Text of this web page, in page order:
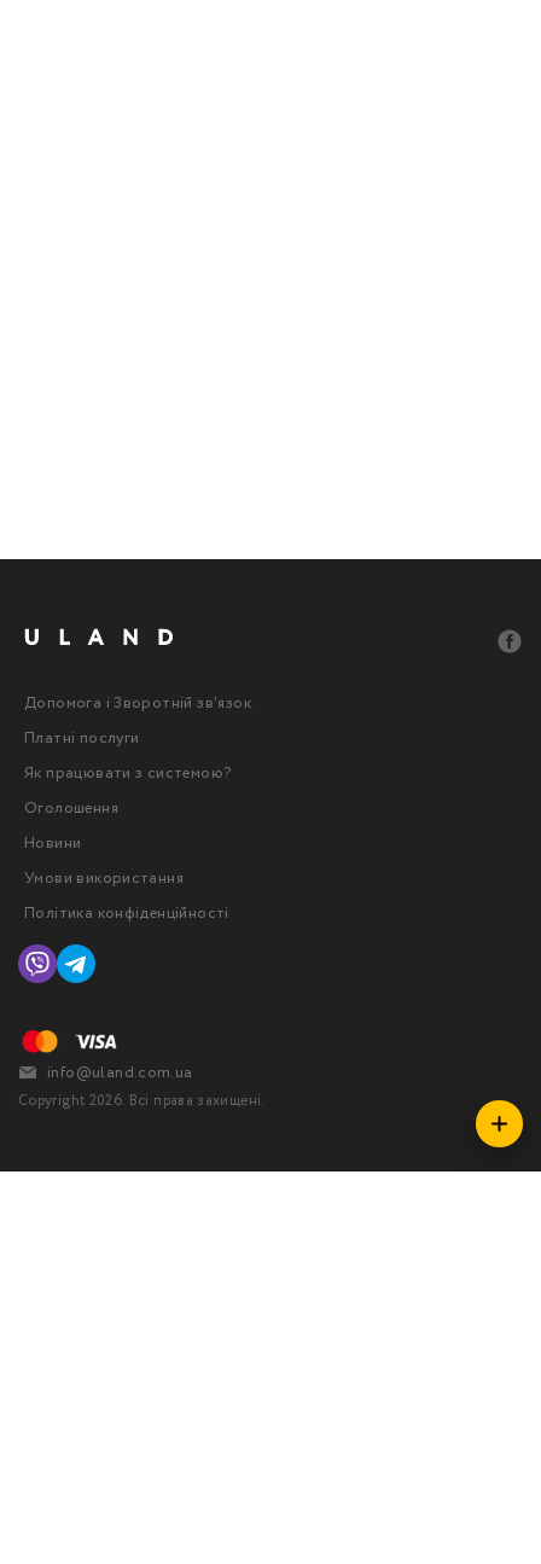
Copyright 2026. Всі права захищені.
Допомога і Зворотній зв'язок
Платні послуги
Як працювати з системою?
Оголошення
Новини
Умови використання
Політика конфіденційності
info@uland.com.ua